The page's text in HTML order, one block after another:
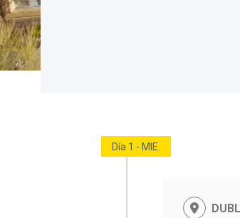
Día 1 - MIE.